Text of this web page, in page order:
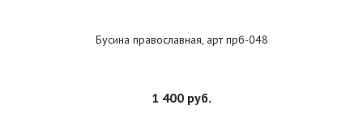
Бусина православная, арт прб-048
1 400 руб.